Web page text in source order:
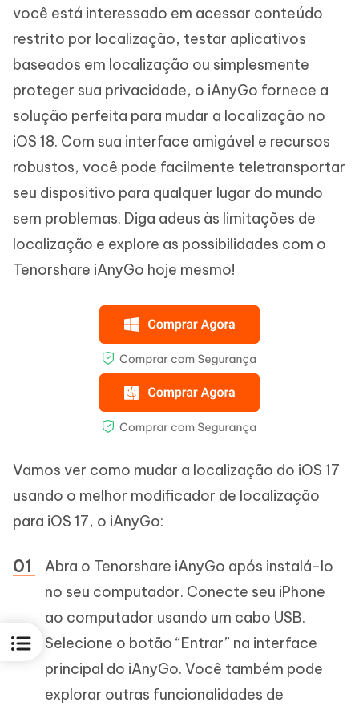
você está interessado em acessar conteúdo
restrito por localização, testar aplicativos
baseados em localização ou simplesmente
proteger sua privacidade, o iAnyGo fornece a
solução perfeita para mudar a localização no
iOS 18. Com sua interface amigável e recursos
robustos, você pode facilmente teletransportar
seu dispositivo para qualquer lugar do mundo
sem problemas. Diga adeus às limitações de
localização e explore as possibilidades com o
Tenorshare iAnyGo hoje mesmo!
Vamos ver como mudar a localização do iOS 17
usando o melhor modificador de localização
para iOS 17, o iAnyGo:
Abra o Tenorshare iAnyGo após instalá-lo
no seu computador. Conecte seu iPhone
ao computador usando um cabo USB.
Selecione o botão “Entrar” na interface
principal do iAnyGo. Você também pode
explorar outras funcionalidades de